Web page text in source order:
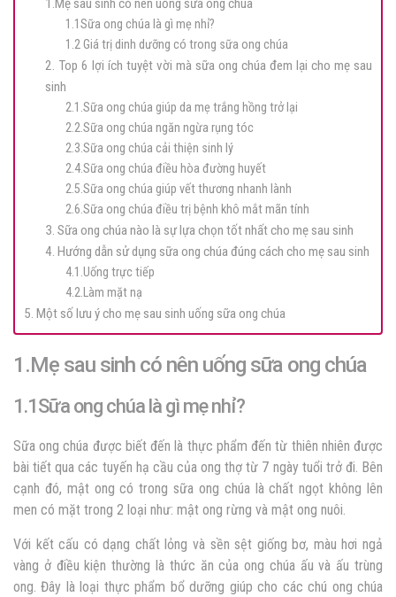
1.Mẹ sau sinh có nên uống sữa ong chúa
1.1Sữa ong chúa là gì mẹ nhỉ?
1.2 Giá trị dinh dưỡng có trong sữa ong chúa
2. Top 6 lợi ích tuyệt vời mà sữa ong chúa đem lại cho mẹ sau
sinh
2.1.Sữa ong chúa giúp da mẹ trắng hồng trở lại
2.2.Sữa ong chúa ngăn ngừa rụng tóc
2.3.Sữa ong chúa cải thiện sinh lý
2.4.Sữa ong chúa điều hòa đường huyết
2.5.Sữa ong chúa giúp vết thương nhanh lành
2.6.Sữa ong chúa điều trị bệnh khô mắt mãn tính
3. Sữa ong chúa nào là sự lựa chọn tốt nhất cho mẹ sau sinh
4. Hướng dẫn sử dụng sữa ong chúa đúng cách cho mẹ sau sinh
4.1.Uống trực tiếp
4.2.Làm mặt nạ
5. Một số lưu ý cho mẹ sau sinh uống sữa ong chúa
1.Mẹ sau sinh có nên uống sữa ong chúa
1.1Sữa ong chúa là gì mẹ nhỉ?
Sữa ong chúa được biết đến là thực phẩm đến từ thiên nhiên được
bài tiết qua các tuyến hạ cầu của ong thợ từ 7 ngày tuổi trở đi. Bên
cạnh đó, mật ong có trong sữa ong chúa là chất ngọt không lên
men có mặt trong 2 loại như: mật ong rừng và mật ong nuôi.
Với kết cấu có dạng chất lỏng và sền sệt giống bơ, màu hơi ngả
vàng ở điều kiện thường là thức ăn của ong chúa ấu và ấu trùng
ong. Đây là loại thực phẩm bổ dưỡng giúp cho các chú ong chúa